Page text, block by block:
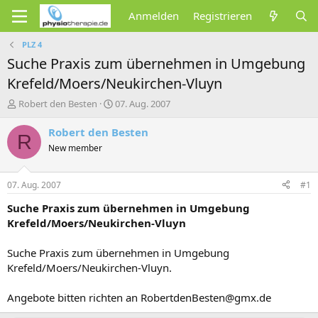
Anmelden Registrieren
PLZ 4
Suche Praxis zum übernehmen in Umgebung
Krefeld/Moers/Neukirchen-Vluyn
E
s
t
e
r
Robert den Besten
E
s
t
a
m
07. Aug. 2007
R Robert den Besten
New member
07. Aug. 2007 #1
Suche Praxis zum übernehmen in Umgebung
Krefeld/Moers/Neukirchen-Vluyn
Suche Praxis zum übernehmen in Umgebung
Krefeld/Moers/Neukirchen-Vluyn.
Angebote bitten richten an RobertdenBesten@gmx.de